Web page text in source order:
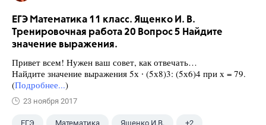
ЕГЭ Математика 11 класс. Ященко И. В.
Тренировочная работа 20 Вопрос 5 Найдите
значение выражения.
Привет всем! Нужен ваш совет, как отвечать…
Найдите значение выражения 5х ∙ (5х8)3: (5х6)4 при х = 79.
(Подробнее...)
23 ноября 2017
ЕГЭ Математика Ященко И.В. +2